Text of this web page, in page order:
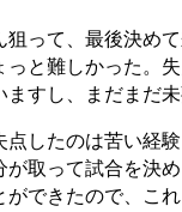
狙って、最後決め
っと難しかった。
ますし、まだまだ
したのは苦い経験
が取って試合を決
できたので、こ